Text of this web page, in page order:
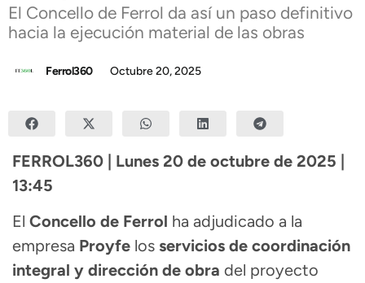
El Concello de Ferrol da así un paso definitivo
hacia la ejecución material de las obras
Ferrol360 Octubre 20, 2025
FERROL360 | Lunes 20 de octubre de 2025 |
13:45
El Concello de Ferrol ha adjudicado a la
empresa Proyfe los servicios de coordinación
integral y dirección de obra del proyecto